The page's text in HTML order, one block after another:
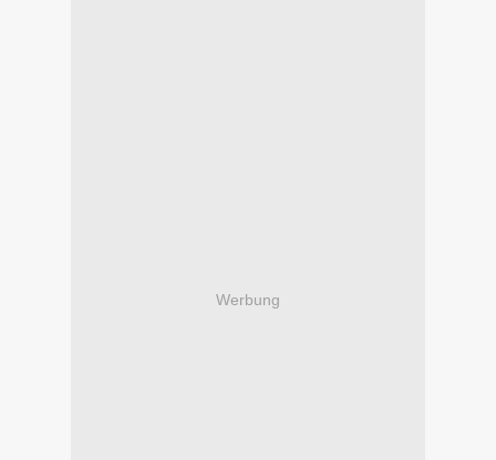
Werbung